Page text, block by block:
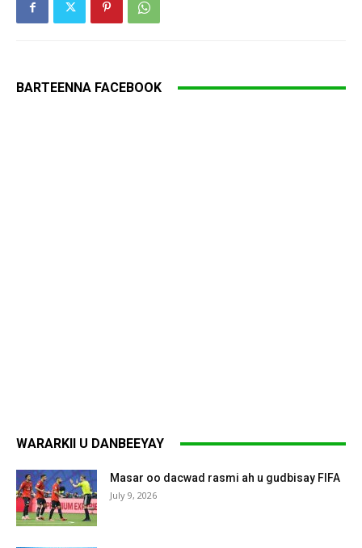
BARTEENNA FACEBOOK
WARARKII U DANBEEYAY
Masar oo dacwad rasmi ah u gudbisay FIFA
July 9, 2026